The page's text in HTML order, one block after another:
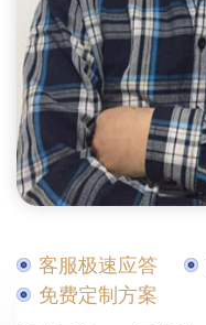
客服极速应答
免费定制方案